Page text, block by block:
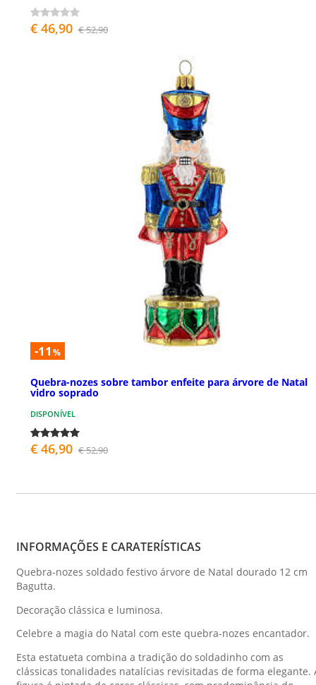
€ 46,90 € 52,90
-11 %
Quebra-nozes sobre tambor enfeite para árvore de Natal
vidro soprado
DISPONÍVEL
€ 46,90 € 52,90
INFORMAÇÕES E CARATERÍSTICAS
Quebra-nozes soldado festivo árvore de Natal dourado 12 cm
Bagutta.
Decoração clássica e luminosa.
Celebre a magia do Natal com este quebra-nozes encantador.
Esta estatueta combina a tradição do soldadinho com as
clássicas tonalidades natalícias revisitadas de forma elegante.